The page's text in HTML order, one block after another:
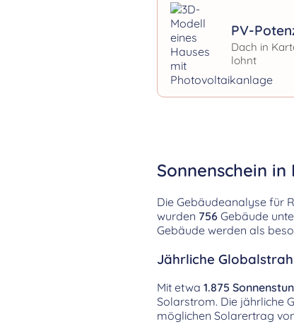
PV-
Dach in
lohnt
Sonnenschein
Die Gebäudeanalyse für
wurden 756 Gebäude
Gebäude werden als
Jährliche
Mit etwa 1.875
Solarstrom. Die jährliche
möglichen Solarertrag